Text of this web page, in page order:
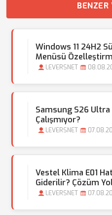
BENZER
Windows 11 24H2
Menüsü
LEVERSNET
Samsung S26 Ultra
Çalışmıyor?
LEVERSNET
Vestel Klima E01
Giderilir? Çözüm
LEVERSNET